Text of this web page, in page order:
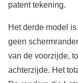
patent tekening.
Het derde model
geen
van de voorzijde,
achterzijde. Het